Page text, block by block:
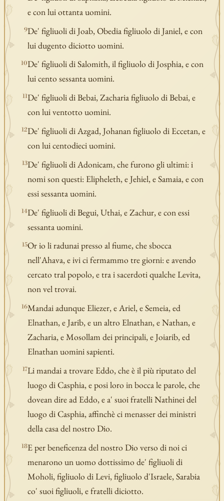
e con lui ottanta uomini.
9De' figliuoli di Joab, Obedia figliuolo di Janiel, e con
lui dugento diciotto uomini.
10De' figliuoli di Salomith, il figliuolo di Josphia, e con
lui cento sessanta uomini.
11De' figliuoli di Bebai, Zacharia figliuolo di Bebai, e
con lui ventotto uomini.
12De' figliuoli di Azgad, Johanan figliuolo di Eccetan, e
con lui centodieci uomini.
13De' figliuoli di Adonicam, che furono gli ultimi: i
nomi son questi: Elipheleth, e Jehiel, e Samaia, e con
essi sessanta uomini.
14De' figliuoli di Begui, Uthai, e Zachur, e con essi
sessanta uomini.
15Or io li radunai presso al fiume, che sbocca
nell'Ahava, e ivi ci fermammo tre giorni: e avendo
cercato tral popolo, e tra i sacerdoti qualche Levita,
non vel trovai.
16Mandai adunque Eliezer, e Ariel, e Semeia, ed
Elnathan, e Jarib, e un altro Elnathan, e Nathan, e
Zacharia, e Mosollam dei principali, e Joiarib, ed
Elnathan uomini sapienti.
17Li mandai a trovare Eddo, che è il più riputato del
luogo di Casphia, e posi loro in bocca le parole, che
dovean dire ad Eddo, e a' suoi fratelli Nathinei del
luogo di Casphia, affinchè ci menasser dei ministri
della casa del nostro Dio.
18E per beneficenza del nostro Dio verso di noi ci
menarono un uomo dottissimo de' figliuoli di
Moholi, figliuolo di Levi, figliuolo d'Israele, Sarabia
co' suoi figliuoli, e fratelli diciotto.